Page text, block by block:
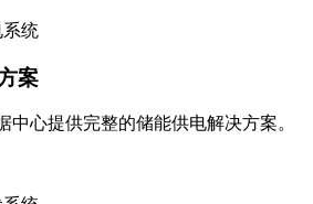
案
中心提供完整的储能供电解决方案。